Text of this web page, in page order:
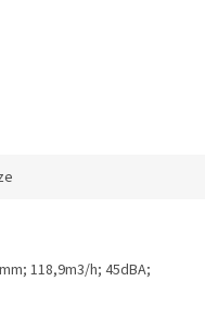
118,9m3/h; 45dBA;